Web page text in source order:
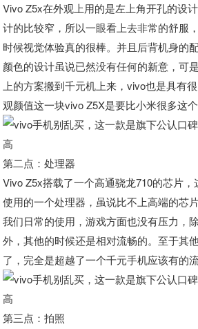
Vivo Z5x在外观上用的是左上角开孔的设
计的比较窄，所以一眼看上去非常的舒服
时候视觉体验真的很棒。并且后背机身的
颜色的设计虽说已然没有任何的新意，可
上的方案搬到千元机上来，vivo也是具有
观颜值这一块vivo Z5X是要比小米很多这个
第二点：处理器
Vivo Z5x搭载了一个高通骁龙710的芯片
使用的一个处理器，虽说比不上高端的芯
我们日常的使用，游戏方面也没有压力，
外，其他的时候还是相对流畅的。至于其
了，完全是超越了一个千元手机应该有的流
第三点：拍照